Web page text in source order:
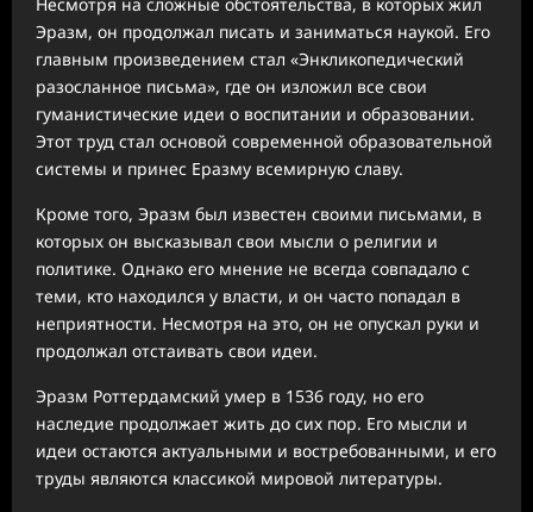
Эразм, он продолжал писать и заниматься наукой. Его
главным произведением стал «Энкликопедический
разосланное письма», где он изложил все свои
гуманистические идеи о воспитании и образовании.
Этот труд стал основой современной образовательной
системы и принес Еразму всемирную славу.
Кроме того, Эразм был известен своими письмами, в
которых он высказывал свои мысли о религии и
политике. Однако его мнение не всегда совпадало с
теми, кто находился у власти, и он часто попадал в
неприятности. Несмотря на это, он не опускал руки и
продолжал отстаивать свои идеи.
Эразм Роттердамский умер в 1536 году, но его
наследие продолжает жить до сих пор. Его мысли и
идеи остаются актуальными и востребованными, и его
труды являются классикой мировой литературы.